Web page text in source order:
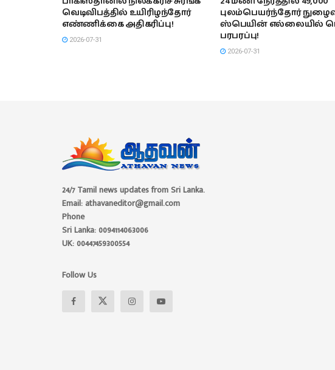
வெடிவிபத்தில் உயிரிழந்தோர்
எண்ணிக்கை அதிகரிப்பு!
2026-07-31
புலம்பெயர்ந்தோர்
ஸ்பெயின் எல்லையில்
பரபரப்பு!
2026-07-31
24/7 Tamil news updates from Sri Lanka.
Email: athavaneditor@gmail.com
Phone
Sri Lanka: 0094114063006
UK: 00447459300554
Follow Us